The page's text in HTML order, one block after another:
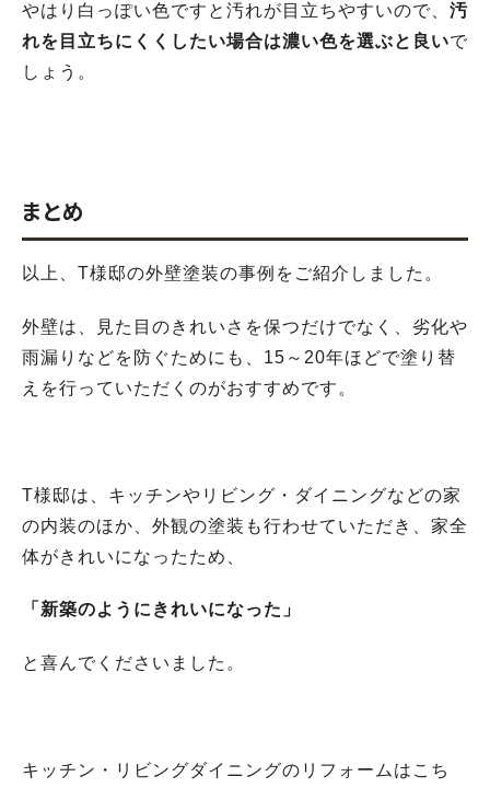
やはり白っぽい色ですと汚れが目立ちやすいので、 汚
れを目立ちにくくしたい場合は濃い色を選ぶと良いで
しょう。
まとめ
以上、T様邸の外壁塗装の事例をご紹介しました。
外壁は、見た目のきれいさを保つだけでなく、劣化や
雨漏りなどを防ぐためにも、15～20年ほどで塗り替
えを行っていただくのがおすすめです。
T様邸は、キッチンやリビング・ダイニングなどの家
の内装のほか、外観の塗装も行わせていただき、家全
体がきれいになったため、
「新築のようにきれいになった」
と喜んでくださいました。
キッチン・リビングダイニングのリフォームはこち